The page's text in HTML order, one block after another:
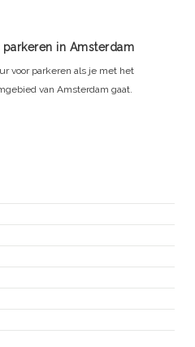
parkeren in Amsterdam
voor parkeren als je met het
van Amsterdam gaat.